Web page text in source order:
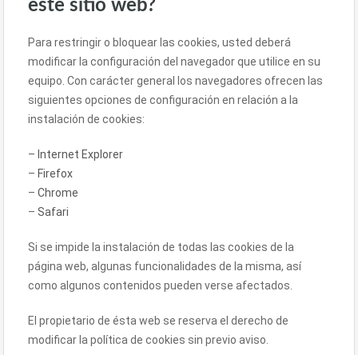
este sitio web?
Para restringir o bloquear las cookies, usted deberá
modificar la configuración del navegador que utilice en su
equipo. Con carácter general los navegadores ofrecen las
siguientes opciones de configuración en relación a la
instalación de cookies:
– Internet Explorer
– Firefox
– Chrome
– Safari
Si se impide la instalación de todas las cookies de la
página web, algunas funcionalidades de la misma, así
como algunos contenidos pueden verse afectados.
El propietario de ésta web se reserva el derecho de
modificar la política de cookies sin previo aviso.